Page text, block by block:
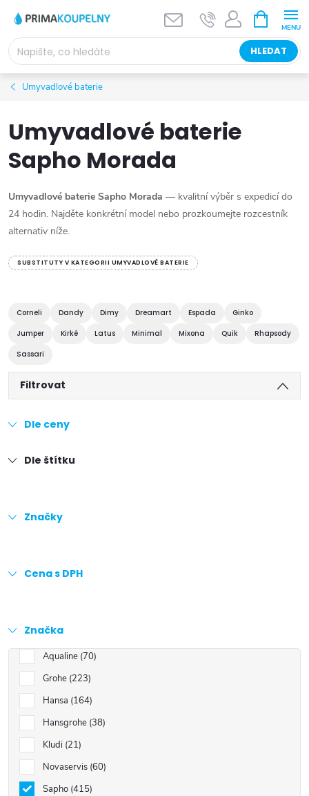
obsah
HLEDAT
NÁKUPNÍ
KOŠÍK
Umyvadlové baterie
Umyvadlové baterie
Sapho Morada
Umyvadlové baterie Sapho Morada — kvalitní výběr s expedicí do
24 hodin. Najděte konkrétní model nebo prozkoumejte rozcestník
alternativ níže.
SUBSTITUTY V KATEGORII UMYVADLOVÉ BATERIE
Corneli Dandy Dimy Dreamart Espada
Ginko
Jumper
Kirké Latus Minimal Mixona Quik
Rhapsody
Sassari
Filtrovat
Dle ceny
Dle štítku
Značky
Cena s DPH
Značka
Aqualine 70
Grohe 223
Hansa 164
Hansgrohe 38
Kludi 21
Novaservis 60
Sapho 415